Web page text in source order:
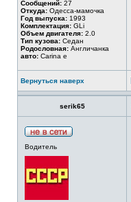
Сообщений: 27
Откуда: Одесса-мамочка
Год выпуска: 1993
Комплектация: GLi
Объем двигателя: 2.0
Тип кузова: Седан
Родословная: Англичанка
авто: Carina e
Вернуться наверх
serik65
Водитель